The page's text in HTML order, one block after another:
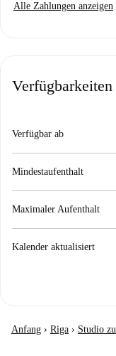
Alle Zahlungen anzeigen
Verfügbarkeiten
Verfügbar ab
Mindestaufenthalt
Maximaler Aufenthalt
Kalender aktualisiert
Anfang › Riga › Studio